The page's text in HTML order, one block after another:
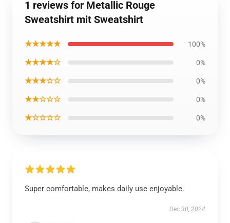
1 reviews for Metallic Rouge
Sweatshirt mit Sweatshirt
★★★★★ 100%
★★★★☆ 0%
★★★☆☆ 0%
★★☆☆☆ 0%
★☆☆☆☆ 0%
Super comfortable, makes daily use enjoyable.
Dec 30, 2024